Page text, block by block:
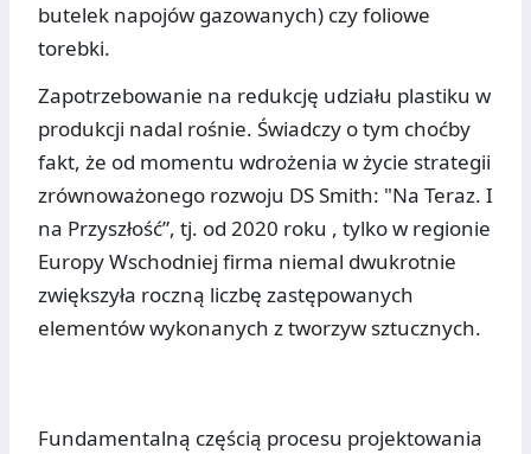
butelek napojów gazowanych) czy foliowe
torebki.
Zapotrzebowanie na redukcję udziału plastiku w
produkcji nadal rośnie. Świadczy o tym choćby
fakt, że od momentu wdrożenia w życie strategii
zrównoważonego rozwoju DS Smith: "Na Teraz. I
na Przyszłość”, tj. od 2020 roku , tylko w regionie
Europy Wschodniej firma niemal dwukrotnie
zwiększyła roczną liczbę zastępowanych
elementów wykonanych z tworzyw sztucznych.
Fundamentalną częścią procesu projektowania